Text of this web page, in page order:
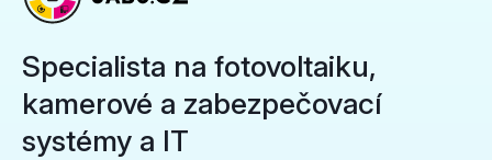
Specialista na fotovoltaiku,
kamerové a zabezpečovací
systémy a IT